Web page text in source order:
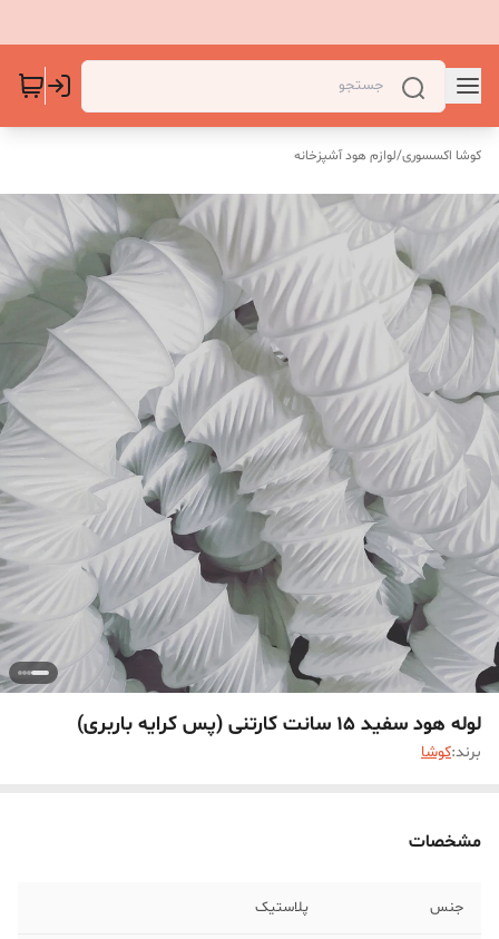
کوشا اکسسوری/لوازم هود آشپزخانه
لوله هود سفید 15 سانت کارتنی (پس کرایه باربری)
برند:کوشا
مشخصات
جنس پلاستیک